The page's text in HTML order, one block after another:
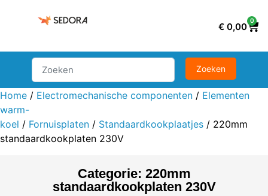
€ 0,00
0
Home / Electromechanische componenten / Elementen
warm-
koel / Fornuisplaten / Standaardkookplaatjes / 220mm
standaardkookplaten 230V
Categorie: 220mm
standaardkookplaten 230V